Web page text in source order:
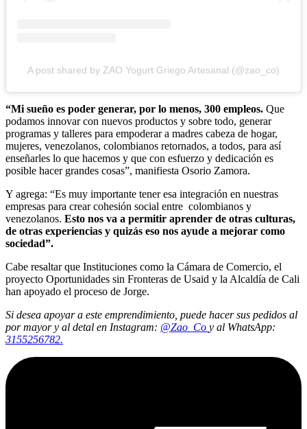
A post shared by ZAO Yogurt Griego Artesanal (@zao_co)
“Mi sueño es poder generar, por lo menos, 300 empleos. Que
podamos innovar con nuevos productos y sobre todo, generar
programas y talleres para empoderar a madres cabeza de hogar,
mujeres, venezolanos, colombianos retornados, a todos, para así
enseñarles lo que hacemos y que con esfuerzo y dedicación es
posible hacer grandes cosas”, manifiesta Osorio Zamora.
Y agrega: “Es muy importante tener esa integración en nuestras
empresas para crear cohesión social entre colombianos y
venezolanos. Esto nos va a permitir aprender de otras culturas,
de otras experiencias y quizás eso nos ayude a mejorar como
sociedad”.
Cabe resaltar que Instituciones como la Cámara de Comercio, el
proyecto Oportunidades sin Fronteras de Usaid y la Alcaldía de Cali
han apoyado el proceso de Jorge.
Si desea apoyar a este emprendimiento, puede hacer sus pedidos al
por mayor y al detal en Instagram: @Zao_Co y al WhatsApp:
3155256782.